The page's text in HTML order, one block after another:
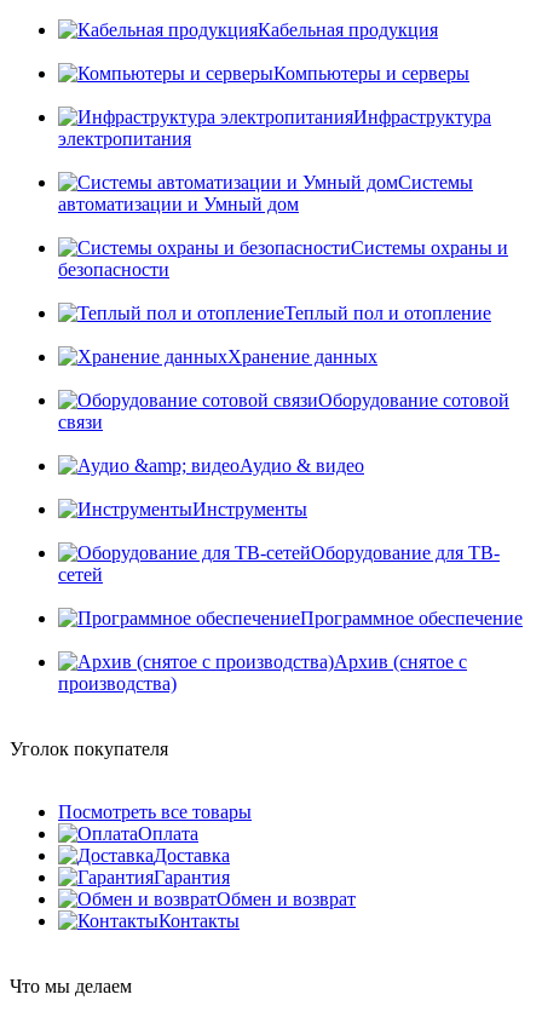
Кабельная продукция
Компьютеры и серверы
Инфраструктура
электропитания
Системы
автоматизации и Умный дом
Системы охраны и
безопасности
Теплый пол и отопление
Хранение данных
Оборудование сотовой
связи
Аудио & видео
Инструменты
Оборудование для ТВ-
сетей
Программное обеспечение
Архив (снятое с
производства)
Уголок покупателя
Посмотреть все товары
Оплата
Доставка
Гарантия
Обмен и возврат
Контакты
Что мы делаем